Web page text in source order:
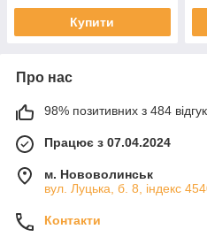
Купити
Про нас
98% позитивних з 484
Працює з 07.04.2024
м. Нововолинськ
вул. Луцька, б. 8, індекс
Контакти